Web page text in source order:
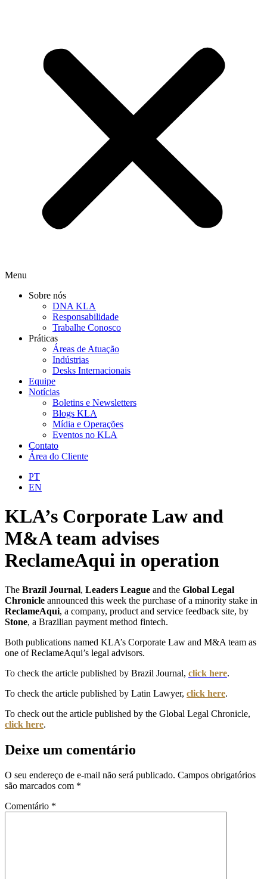
Menu
Sobre nós
DNA KLA
Responsabilidade
Trabalhe Conosco
Práticas
Áreas de Atuação
Indústrias
Desks Internacionais
Equipe
Notícias
Boletins e Newsletters
Blogs KLA
Mídia e Operações
Eventos no KLA
Contato
Área do Cliente
PT
EN
KLA’s Corporate Law and
M&A team advises
ReclameAqui in operation
The Brazil Journal, Leaders League and the Global Legal
Chronicle announced this week the purchase of a minority stake in
ReclameAqui, a company, product and service feedback site, by
Stone, a Brazilian payment method fintech.
Both publications named KLA’s Corporate Law and M&A team as
one of ReclameAqui’s legal advisors.
To check the article published by Brazil Journal, click here.
To check the article published by Latin Lawyer, click here.
To check out the article published by the Global Legal Chronicle,
click here.
Deixe um comentário
O seu endereço de e-mail não será publicado. Campos obrigatórios
são marcados com *
Comentário *